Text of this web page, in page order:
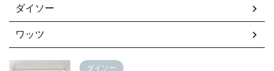
ダイソー
ワッツ
ダイソー